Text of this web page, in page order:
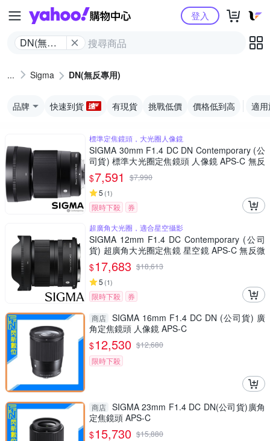
Yahoo購物中心
DN(無反
登入
Sigma DN(無反專用)
品牌 快速到貨 有現貨 挑戰低價 價格低到高 適
標準定焦鏡頭，大光圈人像鏡
SIGMA 30mm F1.4 DC DN Contemporary (公
司貨) 標準大光圈定焦鏡頭 人像鏡 APS-C 無反
微單眼專用鏡頭
$7,591 $7,990
5 (1)
限時下殺
券
超廣角大光圈，適合星空攝影
SIGMA 12mm F1.4 DC Contemporary (公司
貨) 超廣角大光圈定焦鏡 星空鏡 APS-C 無反微
單眼專用鏡頭
$17,683 $18,613
5 (1)
限時下殺 券
商店 SIGMA 16mm F1.4 DC DN (公司貨) 廣
角定焦鏡頭 人像鏡 APS-C
$12,530 $12,680
限時下殺
商店 SIGMA 23mm F1.4 DC DN(公司貨)廣角
定焦鏡頭 APS-C
$15,730 $15,880